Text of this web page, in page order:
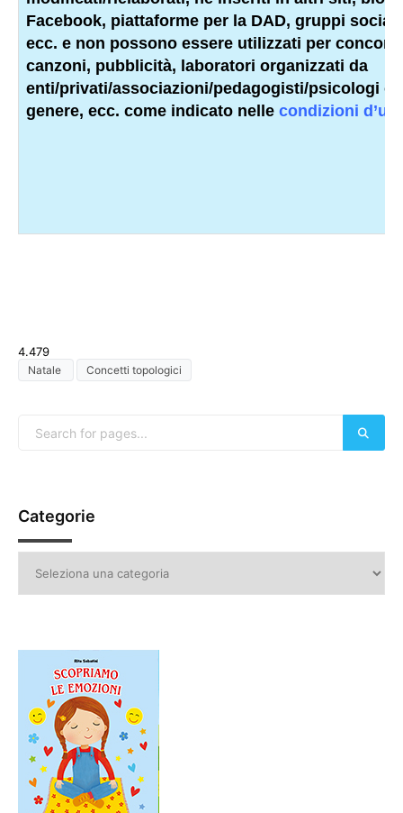
Facebook, piattaforme per la DAD, gruppi
ecc. e non possono essere utilizzati per
canzoni, pubblicità, laboratori organizzati da
enti/privati/associazioni/pedagogisti/psicologi o
genere, ecc. come indicato nelle condizioni
4.479
Natale Concetti topologici
Categorie